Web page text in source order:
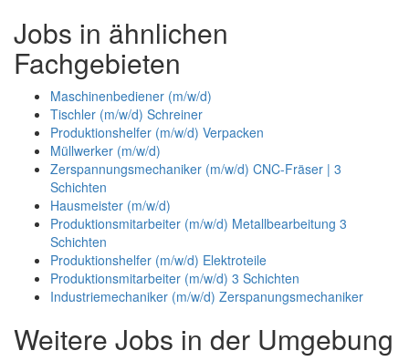
Jobs in ähnlichen
Fachgebieten
Maschinenbediener (m/w/d)
Tischler (m/w/d) Schreiner
Produktionshelfer (m/w/d) Verpacken
Müllwerker (m/w/d)
Zerspannungsmechaniker (m/w/d) CNC-Fräser | 3
Schichten
Hausmeister (m/w/d)
Produktionsmitarbeiter (m/w/d) Metallbearbeitung 3
Schichten
Produktionshelfer (m/w/d) Elektroteile
Produktionsmitarbeiter (m/w/d) 3 Schichten
Industriemechaniker (m/w/d) Zerspanungsmechaniker
Weitere Jobs in der Umgebung